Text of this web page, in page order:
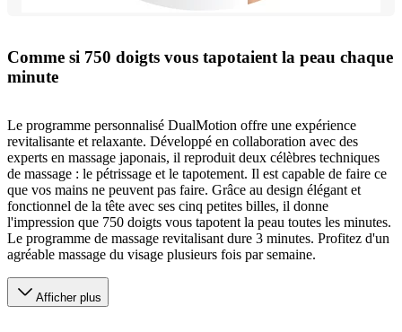
Comme si 750 doigts vous tapotaient la peau chaque
minute
Le programme personnalisé DualMotion offre une expérience
revitalisante et relaxante. Développé en collaboration avec des
experts en massage japonais, il reproduit deux célèbres techniques
de massage : le pétrissage et le tapotement. Il est capable de faire ce
que vos mains ne peuvent pas faire. Grâce au design élégant et
fonctionnel de la tête avec ses cinq petites billes, il donne
l'impression que 750 doigts vous tapotent la peau toutes les minutes.
Le programme de massage revitalisant dure 3 minutes. Profitez d'un
agréable massage du visage plusieurs fois par semaine.
Afficher plus